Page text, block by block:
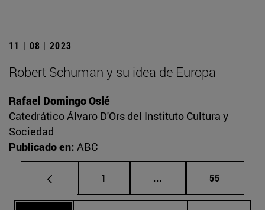
11 | 08 | 2023
Robert Schuman y su idea de Europa
Rafael Domingo Oslé
Catedrático Álvaro D'Ors del Instituto Cultura y
Sociedad
Publicado en: ABC
Página
1 ... Páginas intermedias
Página
55